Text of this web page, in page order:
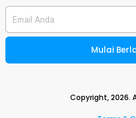
Email Anda
Mulai
Copyright,2026.